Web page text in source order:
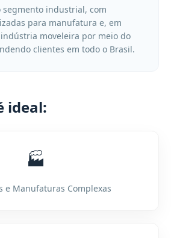
segmento industrial, com
para manufatura e, em
moveleira por meio do
clientes em todo o Brasil.
ideal:
🏭
e Manufaturas Complexas